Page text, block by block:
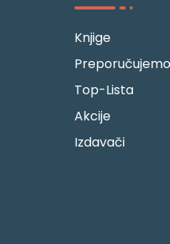
Knjige
Preporučujemo
Top-Lista
Akcije
Izdavači